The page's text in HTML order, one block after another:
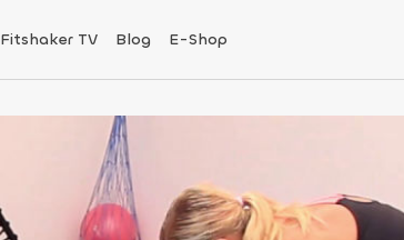
Fitshaker TV Blog E-Shop